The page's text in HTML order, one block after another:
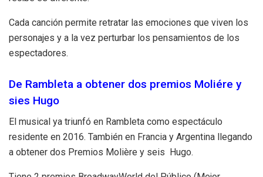
Cada canción permite retratar las emociones que viven los
personajes y a la vez perturbar los pensamientos de los
espectadores.
De Rambleta a obtener dos premios Moliére y
sies Hugo
El musical ya triunfó en Rambleta como espectáculo
residente en 2016. También en Francia y Argentina llegando
a obtener dos Premios Molière y seis Hugo.